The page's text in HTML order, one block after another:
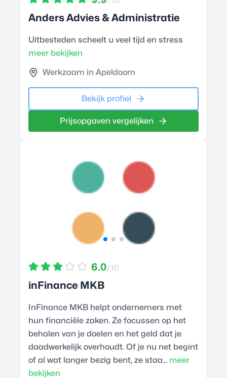
Anders Advies & Administratie
Uitbesteden scheelt u veel tijd en stress
meer bekijken
Werkzaam in Apeldoorn
Bekijk profiel
Prijsopgaven vergelijken
6.0/10
inFinance MKB
InFinance MKB helpt ondernemers met
hun financiële zaken. Ze focussen op het
behalen van je doelen en het geld dat je
daadwerkelijk overhoudt. Of je nu net begint
of al wat langer bezig bent, ze staa... meer
bekijken